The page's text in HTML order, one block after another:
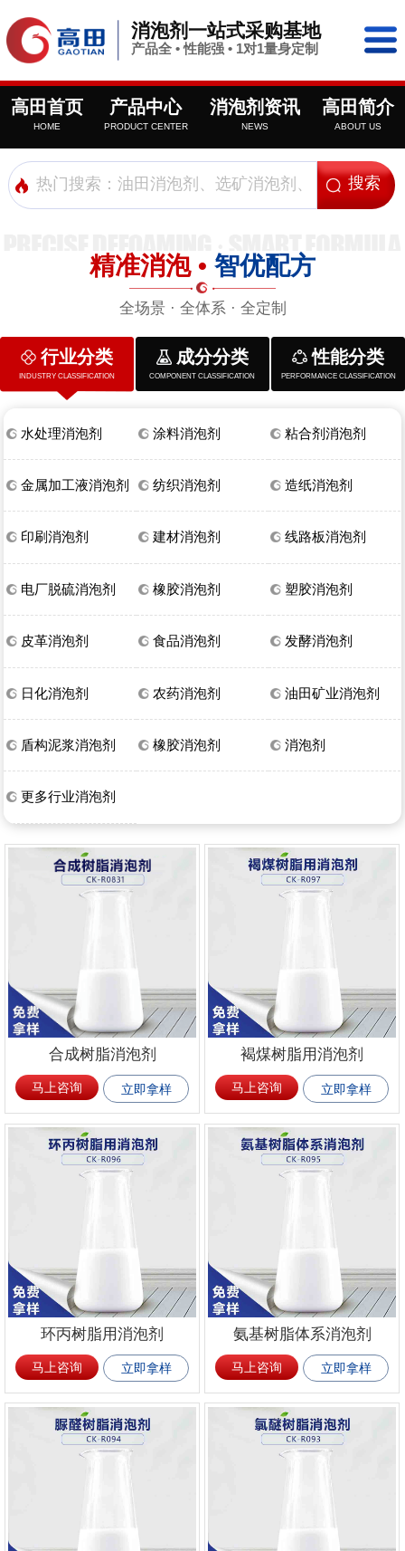
消泡剂一站式采购基地
产品全 • 性能强 • 1对1量身定制
高田首页
HOME
产品中心
PRODUCT CENTER
消泡剂资讯
NEWS
高田简介
ABOUT US
精准消泡 • 智优配方
全场景 · 全体系 · 全定制
行业分类
INDUSTRY CLASSIFICATION
成分分类
COMPONENT CLASSIFICATION
性能分类
PERFORMANCE CLASSIFICATION
水处理消泡剂 涂料消泡剂 粘合剂消泡剂
金属加工液消泡剂 纺织消泡剂 造纸消泡剂
印刷消泡剂 建材消泡剂 线路板消泡剂
电厂脱硫消泡剂 橡胶消泡剂 塑胶消泡剂
皮革消泡剂 食品消泡剂 发酵消泡剂
日化消泡剂 农药消泡剂 油田矿业消泡剂
盾构泥浆消泡剂 橡胶消泡剂 消泡剂
更多行业消泡剂
合成树脂消泡剂
马上咨询 立即拿样
褐煤树脂用消泡剂
马上咨询 立即拿样
环丙树脂用消泡剂
马上咨询 立即拿样
氨基树脂体系消泡剂
马上咨询 立即拿样